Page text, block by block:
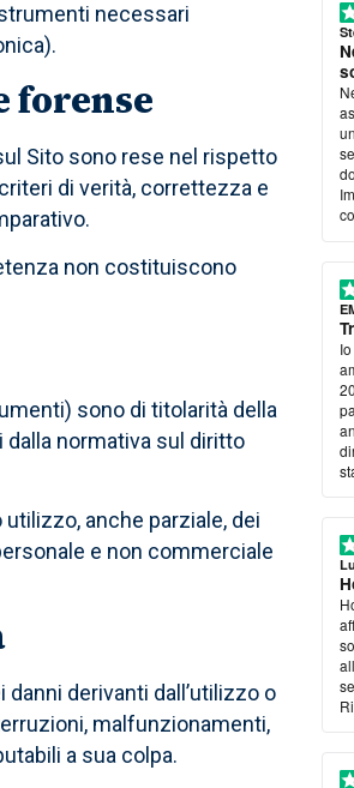
necessari
forense
Sito sono rese nel rispetto
di verità, correttezza e
non costituiscono
sono di titolarità della
dalla normativa sul diritto
anche parziale, dei
e non commerciale
derivanti dall’utilizzo o
malfunzionamenti,
a sua colpa.